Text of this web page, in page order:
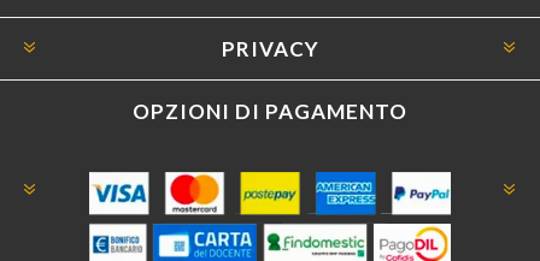
PRIVACY
OPZIONI DI PAGAMENTO